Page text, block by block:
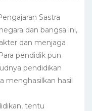
Sastra
dan bangsa ini,
dan menjaga
pendidik pun
pendidikan
menghasilkan hasil
tentu